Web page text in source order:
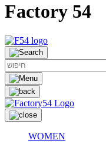
Factory 54
WOMEN